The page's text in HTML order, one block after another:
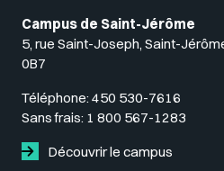
Campus de Saint-Jérôme
5, rue Saint-Joseph, Saint-
0B7
Téléphone: 450 530-7616
Sans frais: 1 800 567-1283
Découvrir le campus